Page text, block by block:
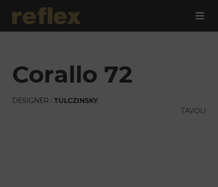
corallo 72
DESIGNER : TULCZINSKY
TAVOLI